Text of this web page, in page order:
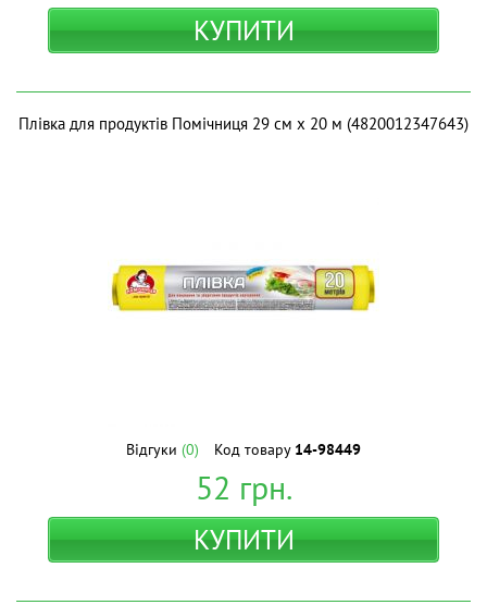
КУПИТИ
Плівка для продуктів Помічниця 29 см х 20 м (4820012347643)
Відгуки (0) Код товару 14-98449
52 грн.
КУПИТИ